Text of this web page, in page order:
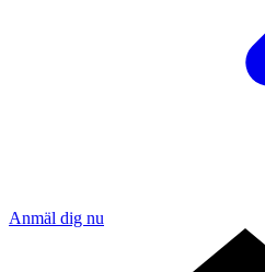
Anmäl dig nu